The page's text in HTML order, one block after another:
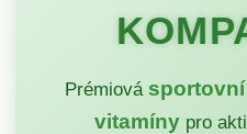
Prémiová
vitamínypro